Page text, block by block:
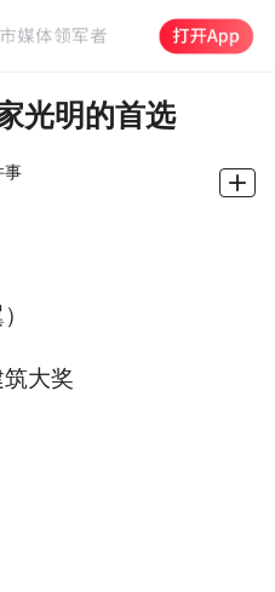
光明的首选
事
大奖